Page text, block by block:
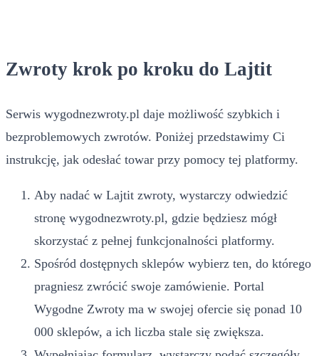
Zwroty krok po kroku do Lajtit
Serwis wygodnezwroty.pl daje możliwość szybkich i
bezproblemowych zwrotów. Poniżej przedstawimy Ci
instrukcję, jak odesłać towar przy pomocy tej platformy.
Aby nadać w Lajtit zwroty, wystarczy odwiedzić
stronę wygodnezwroty.pl, gdzie będziesz mógł
skorzystać z pełnej funkcjonalności platformy.
Spośród dostępnych sklepów wybierz ten, do którego
pragniesz zwrócić swoje zamówienie. Portal
Wygodne Zwroty ma w swojej ofercie się ponad 10
000 sklepów, a ich liczba stale się zwiększa.